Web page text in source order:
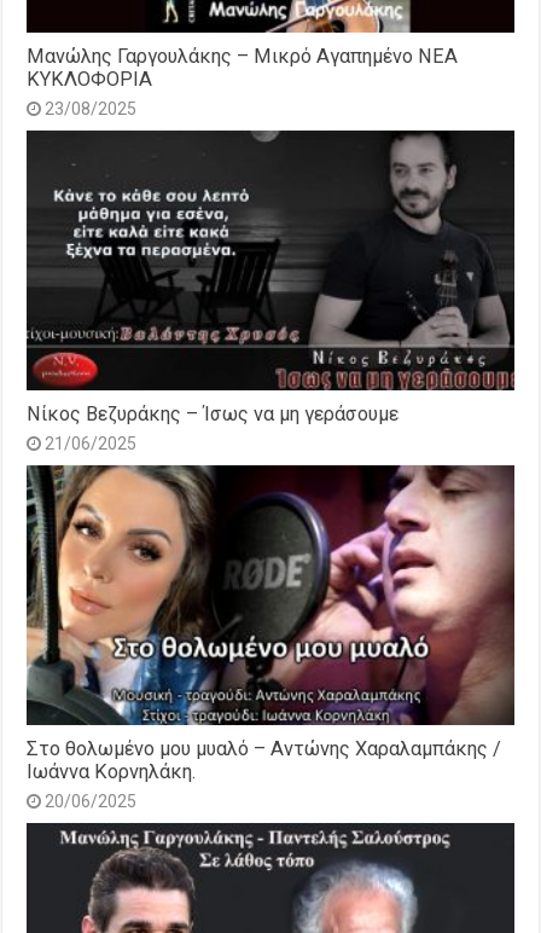
Μανώλης Γαργουλάκης – Μικρό Αγαπημένο NEΑ
ΚΥΚΛΟΦΟΡΙΑ
23/08/2025
Νίκος Βεζυράκης – Ίσως να μη γεράσουμε
21/06/2025
Στο θολωμένο μου μυαλό – Αντώνης Χαραλαμπάκης /
Ιωάννα Κορνηλάκη.
20/06/2025